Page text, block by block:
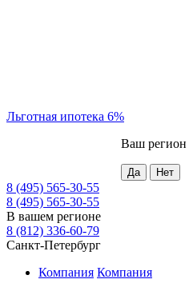
Льготная ипотека 6%
Ваш регион
8 (495) 565-30-55
8 (495) 565-30-55
В вашем регионе
8 (812) 336-60-79
Санкт-Петербург
Компания Компания